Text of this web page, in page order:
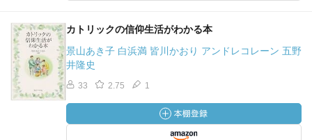
カトリックの信仰生活がわかる本
景山あき子 白浜満 皆川かおり アンドレコレーン 五野
井隆史
33 2.75 1